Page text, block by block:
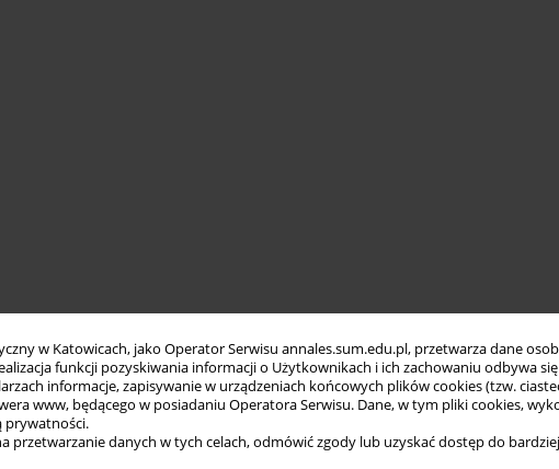
w Katowicach, jako Operator Serwisu annales.sum.edu.pl, przetwarza dane
funkcji pozyskiwania informacji o Użytkownikach i ich zachowaniu odbywa
informacje, zapisywanie w urządzeniach końcowych plików cookies (tzw.
www, będącego w posiadaniu Operatora Serwisu. Dane, w tym pliki cookies,
prywatności.
przetwarzanie danych w tych celach, odmówić zgody lub uzyskać dostęp do